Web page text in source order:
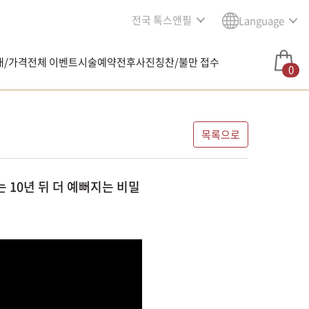
전국 톡스앤필 Language
/가격전체 이벤트시술예약전후사진칭찬/불만 접수 0
목록으로
10년 뒤 더 예뻐지는 비밀